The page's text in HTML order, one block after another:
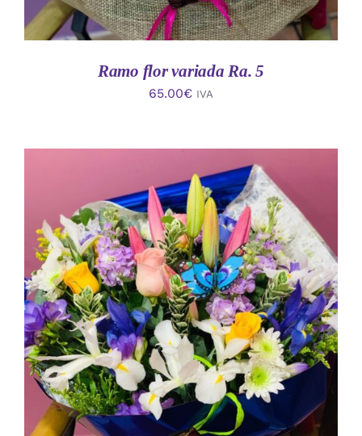
Ramo flor variada Ra. 5
65.00€ IVA
AÑADIR AL CARRITO
/
DETALLES